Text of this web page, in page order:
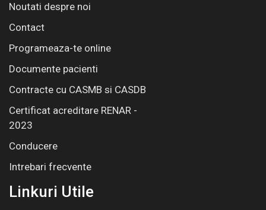
Noutati despre noi
Contact
Programeaza-te online
Documente pacienti
Contracte cu CASMB si CASDB
Certificat acreditare RENAR -
2023
Conducere
Intrebari frecvente
Linkuri Utile